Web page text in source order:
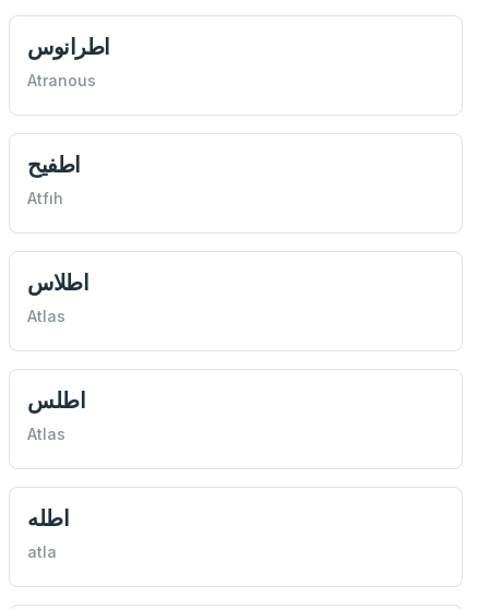
اطرانوس
Atranous
اطفيح
Atfıh
اطلاس
Atlas
اطلس
Atlas
اطله
atla